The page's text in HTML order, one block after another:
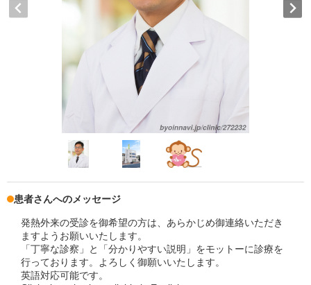
患者さんへのメッセージ
発熱外来の受診を御希望の方は、あらかじめ御連絡いただき
ますようお願いいたします。
「丁寧な診察」と「分かりやすい説明」をモットーに診療を
行っております。よろしく御願いいたします。
英語対応可能です。